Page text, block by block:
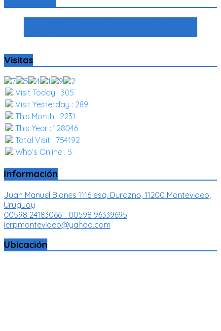
Visitas
Visit Today : 305
Visit Yesterday : 289
This Month : 2231
This Year : 128046
Total Visit : 754192
Who's Online : 5
Información
Juan Manuel Blanes 1116 esq. Durazno, 11200 Montevideo,
Uruguay
00598 24183066 - 00598 96339695
ierpmontevideo@yahoo.com
Ubicación